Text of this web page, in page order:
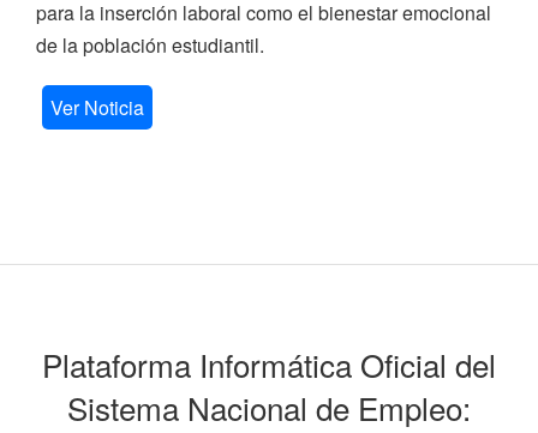
para la inserción laboral como el bienestar emocional
de la población estudiantil.
Ver Noticia
Plataforma Informática Oficial del
Sistema Nacional de Empleo: